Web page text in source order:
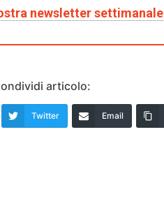
newsletter settimanale
articolo:
Twitter Email